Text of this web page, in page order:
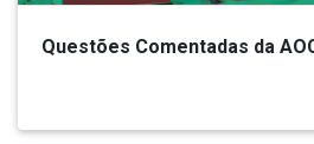
Questões Comentadas da